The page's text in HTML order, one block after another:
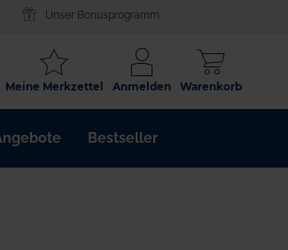
Unser Bonusprogramm
Warenkorb
Anmelden
Meine Merkzettel
Bestseller